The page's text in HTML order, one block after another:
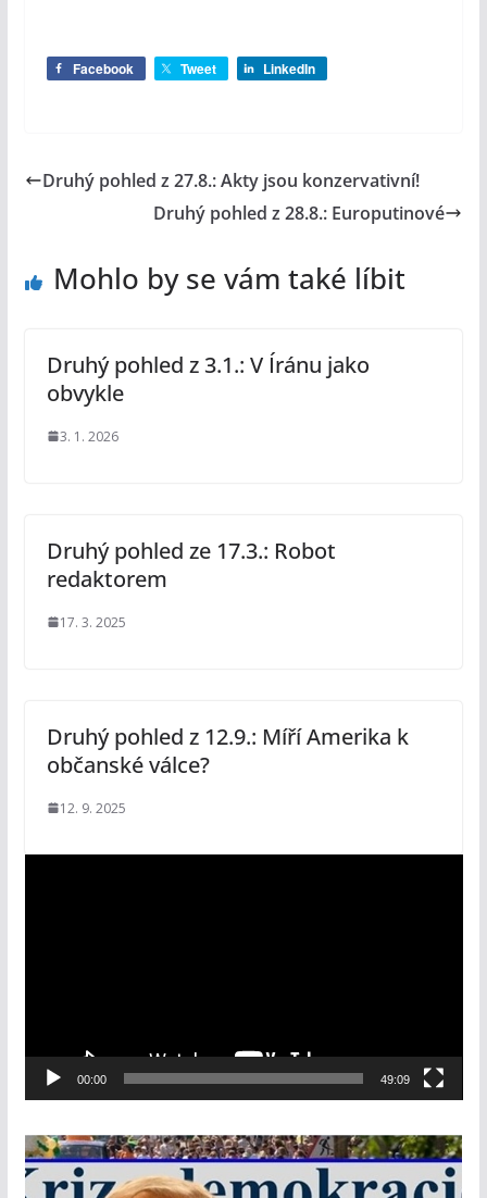
Facebook Tweet LinkedIn
Druhý pohled z 27.8.: Akty jsou konzervativní!
Druhý pohled z 28.8.: Europutinové
Mohlo by se vám také líbit
Druhý pohled z 3.1.: V Íránu jako
obvykle
3. 1. 2026
Druhý pohled ze 17.3.: Robot
redaktorem
17. 3. 2025
Druhý pohled z 12.9.: Míří Amerika k
občanské válce?
12. 9. 2025
e
á
v
a
00:00 49:09